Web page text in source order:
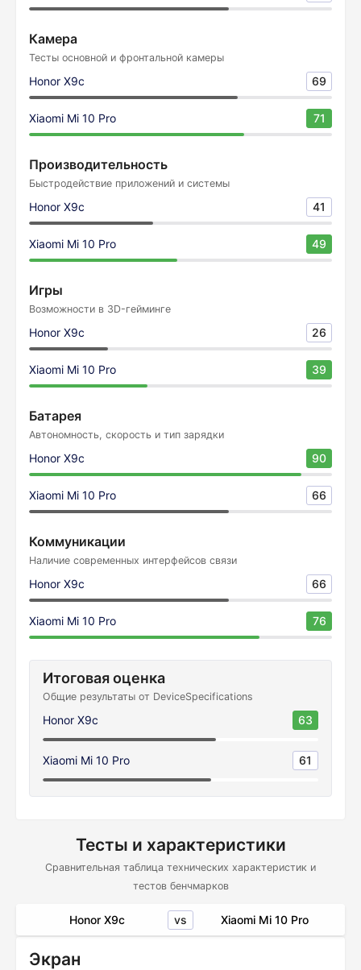
Камера
Тесты основной и фронтальной камеры
Honor X9c 69
Xiaomi Mi 10 Pro 71
Производительность
Быстродействие приложений и системы
Honor X9c 41
Xiaomi Mi 10 Pro 49
Игры
Возможности в 3D-гейминге
Honor X9c 26
Xiaomi Mi 10 Pro 39
Батарея
Автономность, скорость и тип зарядки
Honor X9c 90
Xiaomi Mi 10 Pro 66
Коммуникации
Наличие современных интерфейсов связи
Honor X9c 66
Xiaomi Mi 10 Pro 76
Итоговая оценка
Общие результаты от DeviceSpecifications
Honor X9c 63
Xiaomi Mi 10 Pro 61
Тесты и характеристики
Сравнительная таблица технических характеристик и
тестов бенчмарков
Honor X9c vs Xiaomi Mi 10 Pro
Экран